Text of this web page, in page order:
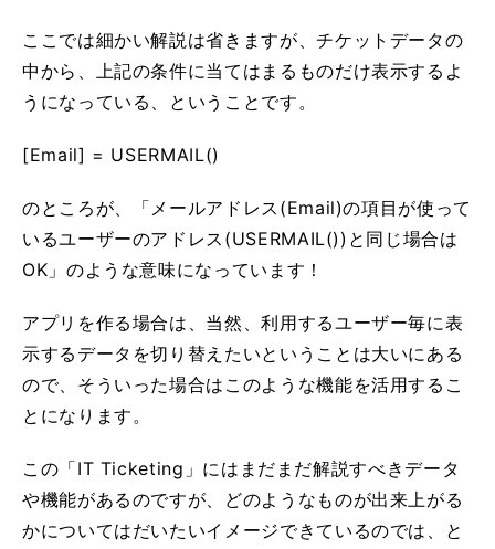
ここでは細かい解説は省きますが、チケットデータの
中から、上記の条件に当てはまるものだけ表示するよ
うになっている、ということです。
[Email] = USERMAIL()
のところが、「メールアドレス(Email)の項目が使って
いるユーザーのアドレス(USERMAIL())と同じ場合は
OK」のような意味になっています！
アプリを作る場合は、当然、利用するユーザー毎に表
示するデータを切り替えたいということは大いにある
ので、そういった場合はこのような機能を活用するこ
とになります。
この「IT Ticketing」にはまだまだ解説すべきデータ
や機能があるのですが、どのようなものが出来上がる
かについてはだいたいイメージできているのでは、と